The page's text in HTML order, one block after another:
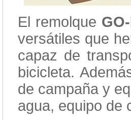
El remolque
versátiles que
capaz de
bicicleta.
de campaña y
agua, equipo de